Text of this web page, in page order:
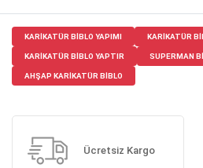
KARIKATÜR BIBLO YAPIMI KARIKATÜR
KARIKATÜR BIBLO YAPTIR SUPERMAN
AHŞAP KARIKATÜR BIBLO
Ücretsiz Kargo